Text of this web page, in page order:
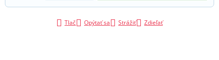
Tlač Opýtať sa Strážiť Zdieľať